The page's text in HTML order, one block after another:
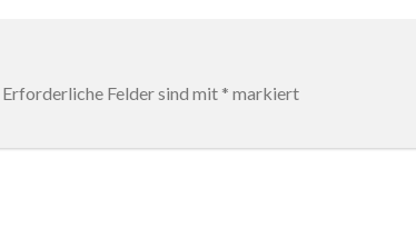
Erforderliche Felder sind mit * markiert